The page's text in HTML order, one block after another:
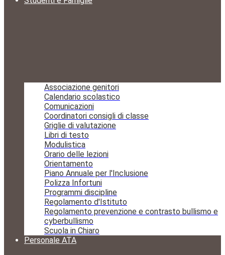
Associazione genitori
Calendario scolastico
Comunicazioni
Coordinatori consigli di classe
Griglie di valutazione
Libri di testo
Modulistica
Orario delle lezioni
Orientamento
Piano Annuale per l'Inclusione
Polizza Infortuni
Programmi discipline
Regolamento d'Istituto
Regolamento prevenzione e contrasto bullismo e
cyberbullismo
Scuola in Chiaro
Personale ATA